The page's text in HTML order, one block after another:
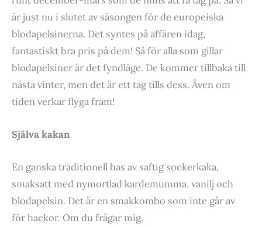
är just nu i slutet av säsongen för de europeiska
blodapelsinerna. Det syntes på affären idag,
fantastiskt bra pris på dem! Så för alla som gillar
blodapelsiner är det fyndläge. De kommer tillbaka till
nästa vinter, men det är ett tag tills dess. Även om
tiden verkar flyga fram!
Själva kakan
En ganska traditionell bas av saftig sockerkaka,
smaksatt med nymortlad kardemumma, vanilj och
blodapelsin. Det är en smakkombo som inte går av
för hackor. Om du frågar mig.